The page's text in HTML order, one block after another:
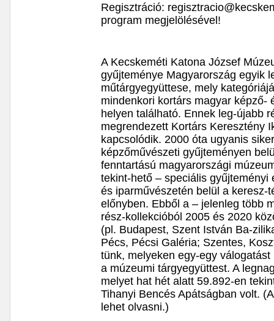
Regisztráció:
program megjelölésével!
A Kecskeméti Katona József
gyűjteménye Magyarország egyik
műtárgyegyüttese, mely
mindenkori kortárs magyar képző-
helyen található. Ennek leg-újabb
megrendezett Kortárs Keresztény
kapcsolódik. 2000 óta ugyanis
képzőművészeti gyűjteményen
fenntartású magyarországi
tekint-hető – speciális
és iparművészetén belül a keresz-
előnyben. Ebből a – jelenleg több
rész-kollekcióból 2005 és 2020
(pl. Budapest, Szent István Ba-
Pécs, Pécsi Galéria; Szentes,
tünk, melyeken egy-egy
a múzeumi tárgyegyüttest. A
melyet hat hét alatt 59.892-en
Tihanyi Bencés Apátságban volt.
lehet olvasni.)